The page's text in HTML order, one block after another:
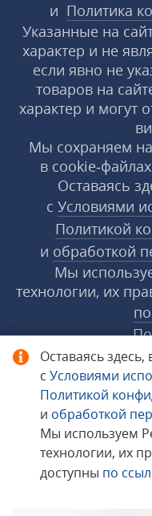
Оставаясь
с Условиями
Политикой
и обработкой
Мы используем
технологии, их
доступны по
и Политика
Указанные на
характер и не
если явно не
товаров на
характер и могут
Мы сохраняем
в
Оставаясь
с Условиями
Политикой
и обработкой
Мы
технологии, их
© 1998−2026